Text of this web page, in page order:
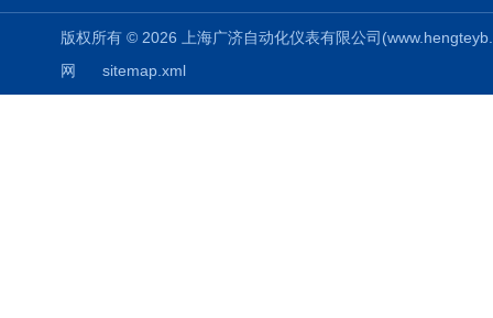
版权所有 © 2026 上海广济自动化仪表有限公司
网
sitemap.xml